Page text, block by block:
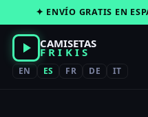
al
contenido
✦ ENVÍO GRATIS EN
CAMISETAS
FRIKIS
EN ES FR DE IT